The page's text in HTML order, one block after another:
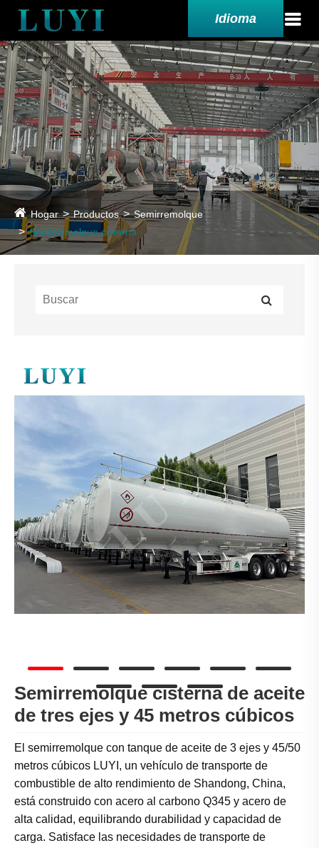
Idioma
Hogar Productos
Semirremolque
Semirremolque cisterna
Semirremolque cisterna de aceite
de tres ejes y 45 metros cúbicos
El semirremolque con tanque de aceite de 3 ejes y 45/50
metros cúbicos LUYI, un vehículo de transporte de
combustible de alto rendimiento de Shandong, China,
está construido con acero al carbono Q345 y acero de
alta calidad, equilibrando durabilidad y capacidad de
carga. Satisface las necesidades de transporte de